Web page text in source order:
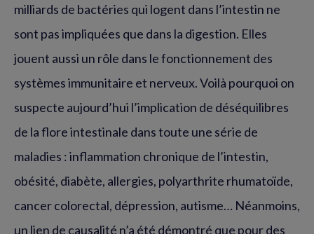
milliards de bactéries qui logent dans l’intestin ne
sont pas impliquées que dans la digestion. Elles
jouent aussi un rôle dans le fonctionnement des
systèmes immunitaire et nerveux. Voilà pourquoi on
suspecte aujourd’hui l’implication de déséquilibres
de la flore intestinale dans toute une série de
maladies : inflammation chronique de l’intestin,
obésité, diabète, allergies, polyarthrite rhumatoïde,
cancer colorectal, dépression, autisme… Néanmoins,
un lien de causalité n’a été démontré que pour des